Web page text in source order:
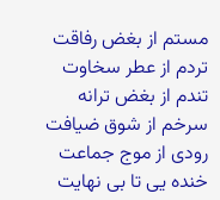
مستم از بغض رفاقت
تردم از عطر سخاوت
تندم از بغض ترانه
سرخم از شوق ضیافت
رودی از موج جماعت
خنده یی تا بی نهایت